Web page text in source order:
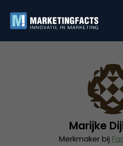
Marijke
Merkmaker bij